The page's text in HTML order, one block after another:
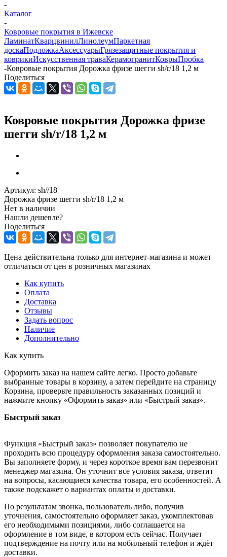
-
Каталог
-
Ковровые покрытия в Ижевске
ЛаминатКварцвинилЛинолеумПаркетная
доскаПодложкаАксессуарыГрязезащитные покрытия и
коврикиИскусственная траваКерамогранитКоврыПробка
-Ковровые покрытия Дорожка фризе шегги sh/r/18 1,2 м
Поделиться
Ковровые покрытия Дорожка фризе
шегги sh/r/18 1,2 м
Артикул: sh//18
Дорожка фризе шегги sh/r/18 1,2 м
Нет в наличии
Нашли дешевле?
Поделиться
Цена действительна только для интернет-магазина и может
отличаться от цен в розничных магазинах
Как купить
Оплата
Доставка
Отзывы
Задать вопрос
Наличие
Дополнительно
Как купить
Оформить заказ на нашем сайте легко. Просто добавьте
выбранные товары в корзину, а затем перейдите на страницу
Корзина, проверьте правильность заказанных позиций и
нажмите кнопку «Оформить заказ» или «Быстрый заказ».
Быстрый заказ
Функция «Быстрый заказ» позволяет покупателю не
проходить всю процедуру оформления заказа самостоятельно.
Вы заполняете форму, и через короткое время вам перезвонит
менеджер магазина. Он уточнит все условия заказа, ответит
на вопросы, касающиеся качества товара, его особенностей. А
также подскажет о вариантах оплаты и доставки.
По результатам звонка, пользователь либо, получив
уточнения, самостоятельно оформляет заказ, укомплектовав
его необходимыми позициями, либо соглашается на
оформление в том виде, в котором есть сейчас. Получает
подтверждение на почту или на мобильный телефон и ждёт
доставки.